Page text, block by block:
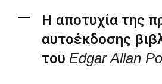
Η αποτυχία της
αυτοέκδοσης
του Edgar Allan